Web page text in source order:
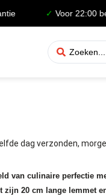
Voor 22:00
dag verzonden,
van culinaire perfectie
zijn 20 cm lange lemmet